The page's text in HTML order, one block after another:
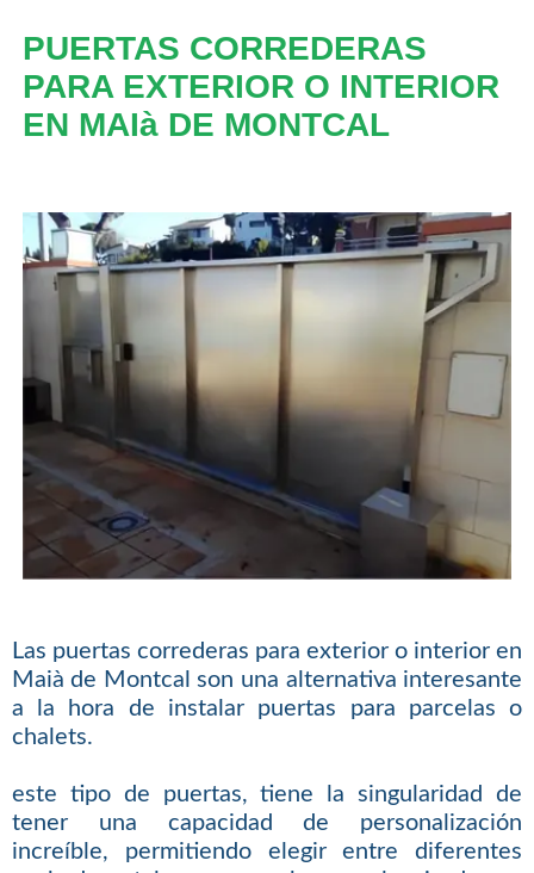
PUERTAS CORREDERAS
PARA EXTERIOR O INTERIOR
EN MAIà DE MONTCAL
Las puertas correderas para exterior o interior en
Maià de Montcal son una alternativa interesante
a la hora de instalar puertas para parcelas o
chalets.
este tipo de puertas, tiene la singularidad de
tener una capacidad de personalización
increíble, permitiendo elegir entre diferentes